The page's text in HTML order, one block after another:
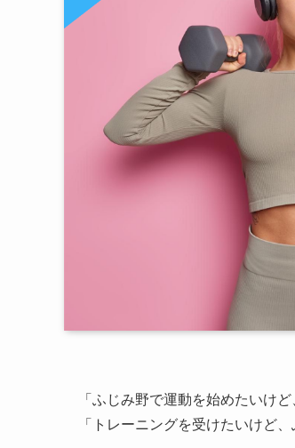
「ふじみ野で運動を始めたいけ
「トレーニングを受けたいけど